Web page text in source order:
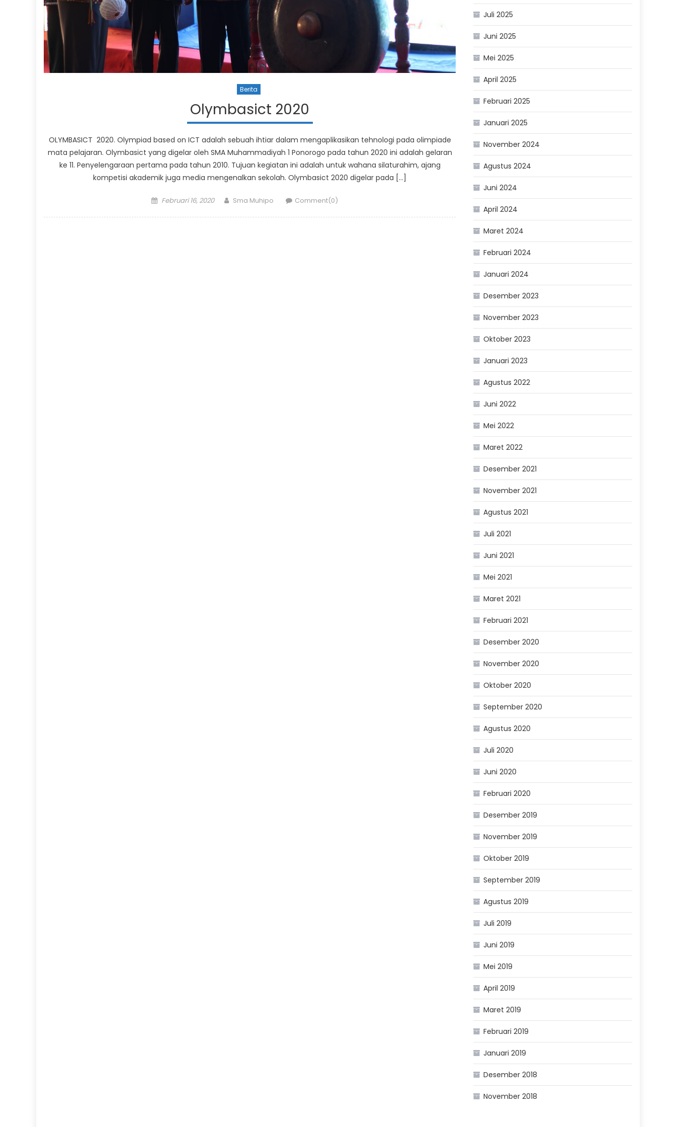
Berita
Olymbasict 2020
OLYMBASICT 2020. Olympiad based on ICT adalah sebuah ihtiar dalam mengaplikasikan tehnologi pada olimpiade
mata pelajaran. Olymbasict yang digelar oleh SMA Muhammadiyah 1 Ponorogo pada tahun 2020 ini adalah gelaran
ke 11. Penyelengaraan pertama pada tahun 2010. Tujuan kegiatan ini adalah untuk wahana silaturahim, ajang
kompetisi akademik juga media mengenalkan sekolah. Olymbasict 2020 digelar pada […]
Posted
Februari 16, 2020 Author
Sma Muhipo Comment(0)
Juli 2025
Juni 2025
Mei 2025
April 2025
Februari 2025
Januari 2025
November 2024
Agustus 2024
Juni 2024
April 2024
Maret 2024
Februari 2024
Januari 2024
Desember 2023
November 2023
Oktober 2023
Januari 2023
Agustus 2022
Juni 2022
Mei 2022
Maret 2022
Desember 2021
November 2021
Agustus 2021
Juli 2021
Juni 2021
Mei 2021
Maret 2021
Februari 2021
Desember 2020
November 2020
Oktober 2020
September 2020
Agustus 2020
Juli 2020
Juni 2020
Februari 2020
Desember 2019
November 2019
Oktober 2019
September 2019
Agustus 2019
Juli 2019
Juni 2019
Mei 2019
April 2019
Maret 2019
Februari 2019
Januari 2019
Desember 2018
November 2018